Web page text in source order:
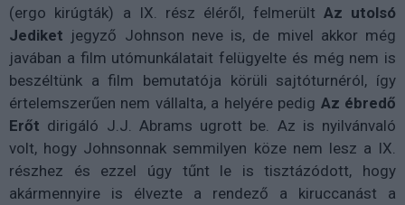
(ergo kirúgták) a IX. rész éléről, felmerült Az utolsó
Jediket jegyző Johnson neve is, de mivel akkor még
javában a film utómunkálatait felügyelte és még nem is
beszéltünk a film bemutatója körüli sajtóturnéról, így
értelemszerűen nem vállalta, a helyére pedig Az ébredő
Erőt dirigáló J.J. Abrams ugrott be. Az is nyilvánvaló
volt, hogy Johnsonnak semmilyen köze nem lesz a IX.
részhez és ezzel úgy tűnt le is tisztázódott, hogy
akármennyire is élvezte a rendező a kiruccanást a